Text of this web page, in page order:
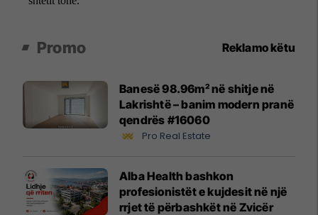
Promo Reklamo këtu
Banesë 98.96m² në shitje në
Lakrishtë – banim modern pranë
qendrës #16060
Pro Real Estate
Alba Health bashkon
profesionistët e kujdesit në një
rrjet të përbashkët në Zvicër